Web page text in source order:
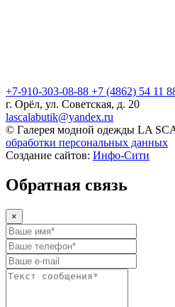
+7-910-303-08-88 +7 (4862) 54 11
г. Орёл, ул. Советская, д. 20
lascalabutik@yandex.ru
© Галерея модной одежды LA
обработки персональных данных
Создание сайтов: Инфо-Сити
Обратная связь
×